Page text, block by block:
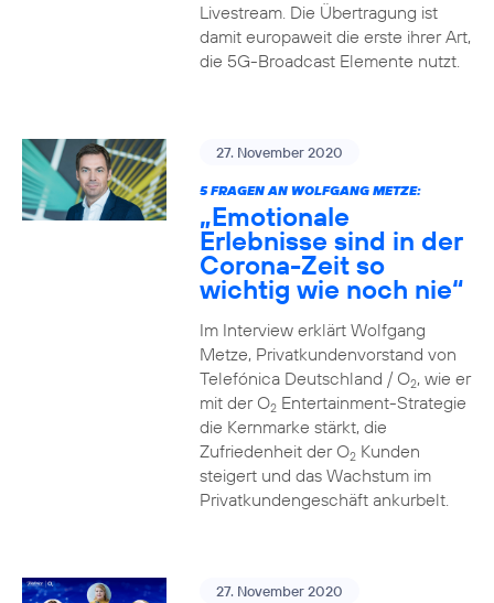
Livestream. Die Übertragung ist
damit europaweit die erste ihrer Art,
die 5G-Broadcast Elemente nutzt.
27. November 2020
5 FRAGEN AN WOLFGANG METZE:
„Emotionale
Erlebnisse sind in der
Corona-Zeit so
wichtig wie noch nie“
Im Interview erklärt Wolfgang
Metze, Privatkundenvorstand von
Telefónica Deutschland / O2, wie er
mit der O2Entertainment-Strategie
die Kernmarke stärkt, die
Zufriedenheit der O2Kunden
steigert und das Wachstum im
Privatkundengeschäft ankurbelt.
27. November 2020